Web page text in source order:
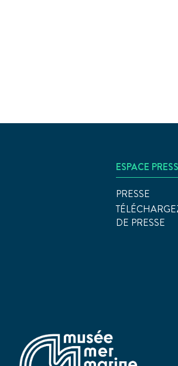
ESPACE
PRESSE
DE PRESSE